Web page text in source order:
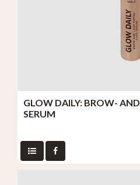
GLOW DAILY: BROW-
SERUM